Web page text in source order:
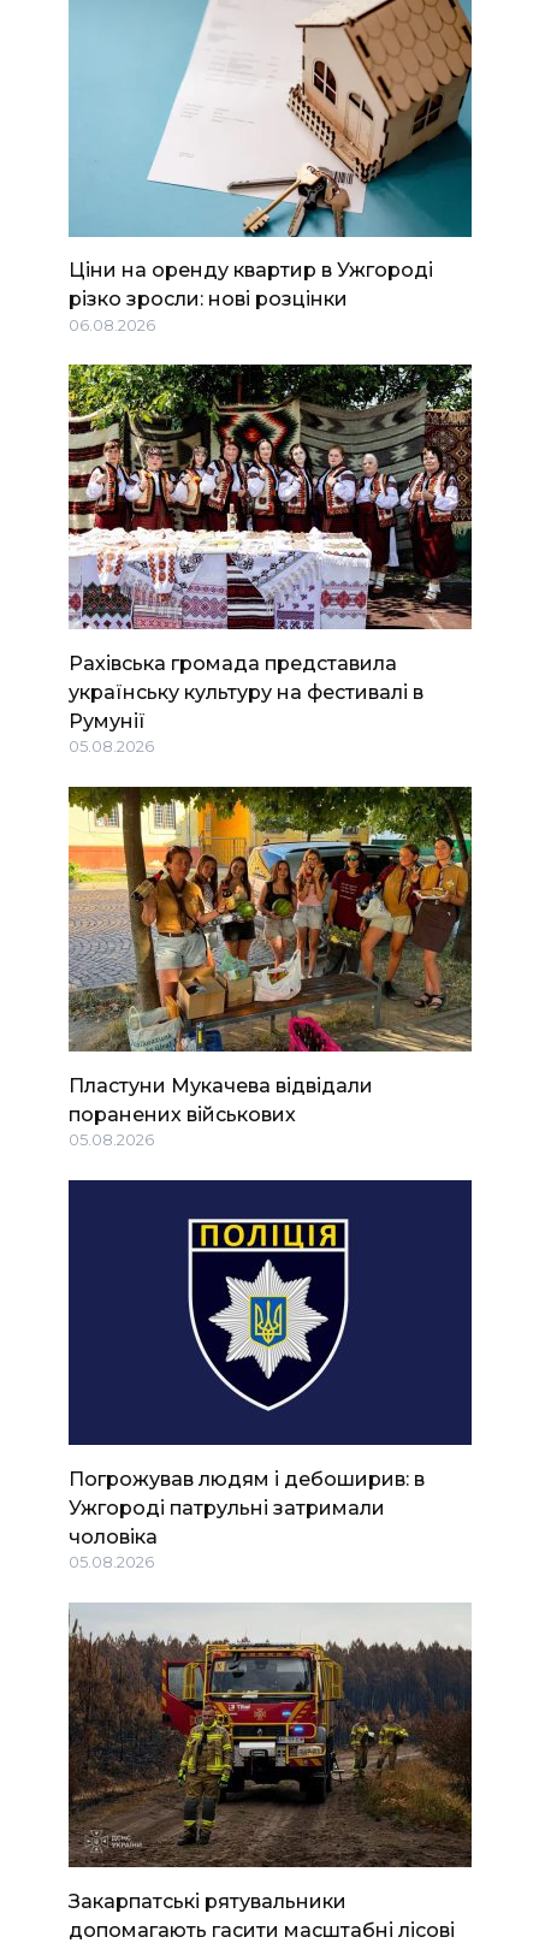
Ціни на оренду квартир в Ужгороді
різко зросли: нові розцінки
06.08.2026
Рахівська громада представила
українську культуру на фестивалі в
Румунії
05.08.2026
Пластуни Мукачева відвідали
поранених військових
05.08.2026
Погрожував людям і дебоширив: в
Ужгороді патрульні затримали
чоловіка
05.08.2026
Закарпатські рятувальники
допомагають гасити масштабні лісові